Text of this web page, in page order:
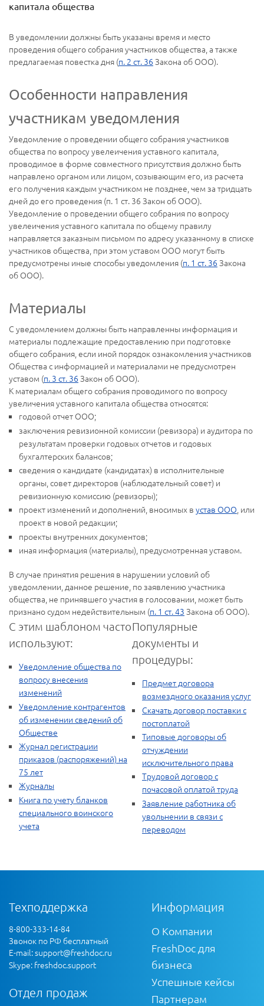
капитала общества
В уведомлении должны быть указаны время и место
проведения общего собрания участников общества, а также
предлагаемая повестка дня (п. 2 ст. 36 Закона об ООО).
Особенности направления
участникам уведомления
Уведомление о проведении общего собрания участников
общества по вопросу увелеичения уставного капитала,
проводимое в форме совместного присутствия должно быть
направлено органом или лицом, созывающим его, из расчета
его получения каждым участником не позднее, чем за тридцать
дней до его проведения (п. 1 ст. 36 Закон об ООО).
Уведомление о проведении общего собрания по вопросу
увелеичения уставного капитала по общему правилу
направляется заказным письмом по адресу указанному в списке
участников общества, при этом уставом ООО могут быть
предусмотрены иные способы уведомления (п. 1 ст. 36 Закона
об ООО).
Материалы
С уведомлением должны быть направленны информация и
материалы подлежащие предоставлению при подготовке
общего собрания, если иной порядок ознакомления участников
Общества с информацией и материалами не предусмотрен
уставом (п. 3 ст. 36 Закон об ООО).
К материалам общего собрания проводимого по вопросу
увеличения уставного капитала общества относятся:
годовой отчет ООО;
заключения ревизионной комиссии (ревизора) и аудитора по
результатам проверки годовых отчетов и годовых
бухгалтерских балансов;
сведения о кандидате (кандидатах) в исполнительные
органы, совет директоров (наблюдательный совет) и
ревизионную комиссию (ревизоры);
проект изменений и дополнений, вносимых в устав ООО, или
проект в новой редакции;
проекты внутренних документов;
иная информация (материалы), предусмотренная уставом.
В случае принятия решения в нарушении условий об
уведомлении, данное решение, по заявлению участника
общества, не принявшего участия в голосовании, может быть
признано судом недействительным (п. 1 ст. 43 Закона об ООО).
С этим шаблоном часто
используют:
Уведомление общества по
вопросу внесения
изменений
Уведомление контрагентов
об изменении сведений об
Обществе
Журнал регистрации
приказов (распоряжений) на
75 лет
Журналы
Книга по учету бланков
специального воинского
учета
Популярные
документы и
процедуры:
Предмет договора
возмездного оказания услуг
Скачать договор поставки с
постоплатой
Типовые договоры об
отчуждении
исключительного права
Трудовой договор с
почасовой оплатой труда
Заявление работника об
увольнении в связи с
переводом
Техподдержка
8-800-333-14-84
Звонок по РФ бесплатный
E-mail:support@freshdoc.ru
Skype: freshdoc.support
Отдел продаж
Информация
О Компании
FreshDoc для
бизнеса
Успешные кейсы
Партнерам